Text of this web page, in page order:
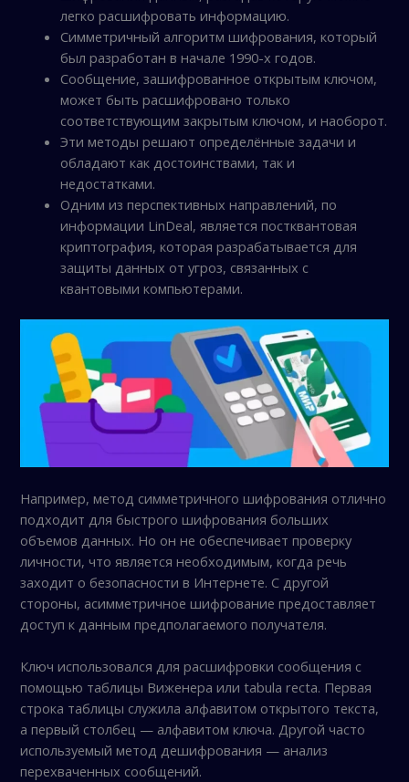
легко расшифровать информацию.
Симметричный алгоритм шифрования, который
был разработан в начале 1990-х годов.
Сообщение, зашифрованное открытым ключом,
может быть расшифровано только
соответствующим закрытым ключом, и наоборот.
Эти методы решают определённые задачи и
обладают как достоинствами, так и
недостатками.
Одним из перспективных направлений, по
информации LinDeal, является постквантовая
криптография, которая разрабатывается для
защиты данных от угроз, связанных с
квантовыми компьютерами.
Например, метод симметричного шифрования отлично
подходит для быстрого шифрования больших
объемов данных. Но он не обеспечивает проверку
личности, что является необходимым, когда речь
заходит о безопасности в Интернете. С другой
стороны, асимметричное шифрование предоставляет
доступ к данным предполагаемого получателя.
Ключ использовался для расшифровки сообщения с
помощью таблицы Виженера или tabula recta. Первая
строка таблицы служила алфавитом открытого текста,
а первый столбец — алфавитом ключа. Другой часто
используемый метод дешифрования — анализ
перехваченных сообщений.